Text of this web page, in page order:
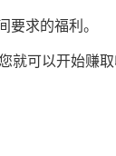
求的福利。
可以开始赚取